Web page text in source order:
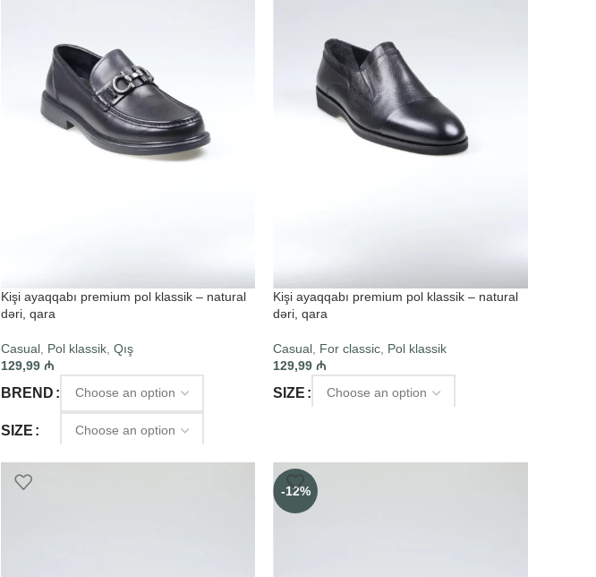
Kişi ayaqqabı premium pol klassik – natural
dəri, qara
Casual, Pol klassik, Qış
129,99 ₼
BREND
SIZE
SELECT OPTIONS
Kişi ayaqqabı premium pol klassik – natural
dəri, qara
Casual For classic Pol klassik
129,99₼
SIZE
-12%